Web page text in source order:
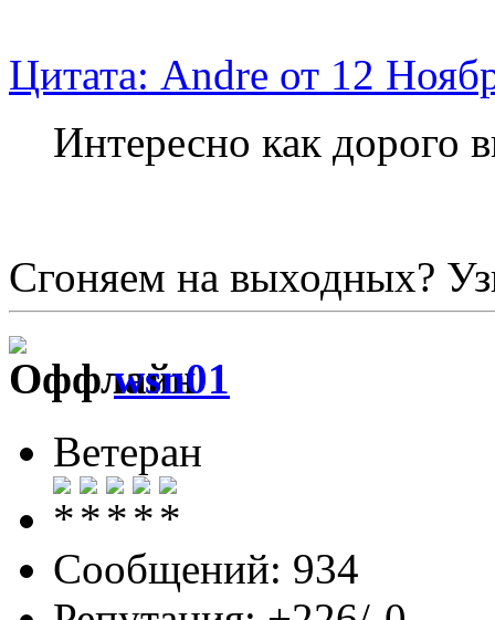
Цитата: Andre от 12
Интересно как дорого
Сгоняем на выходных?
wsn01
Ветеран
Сообщений: 934